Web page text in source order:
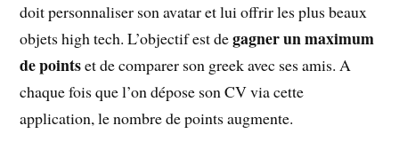
doit personnaliser son avatar et lui offrir les plus beaux
objets high tech. L’objectif est degagner un maximum
de pointset de comparer son greek avec ses amis. A
chaque fois que l’on dépose son CV via cette
application, le nombre de points augmente.